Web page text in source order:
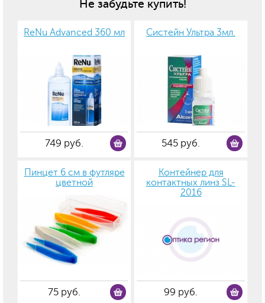
Не забудьте купить!
ReNu Advanced 360 мл
749 руб.
Систейн Ультра 3мл.
545 руб.
Пинцет 6 см в футляре
цветной
75 руб.
Контейнер для
контактных линз SL-
2016
99 руб.